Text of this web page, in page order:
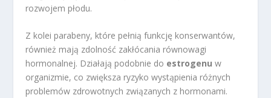
rozwojem płodu.
Z kolei parabeny, które pełnią funkcję konserwantów,
również mają zdolność zakłócania równowagi
hormonalnej. Działają podobnie do estrogenu w
organizmie, co zwiększa ryzyko wystąpienia różnych
problemów zdrowotnych związanych z hormonami.